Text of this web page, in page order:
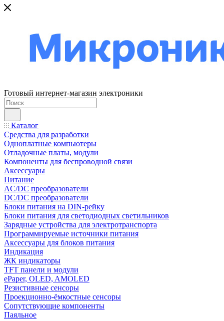
Готовый интернет-магазин электроники
Каталог
Средства для разработки
Одноплатные компьютеры
Отладочные платы, модули
Компоненты для беспроводной связи
Аксессуары
Питание
AC/DC преобразователи
DC/DC преобразователи
Блоки питания на DIN-рейку
Блоки питания для светодиодных светильников
Зарядные устройства для электротранспорта
Программируемые источники питания
Аксессуары для блоков питания
Индикация
ЖК индикаторы
TFT панели и модули
ePaper, OLED, AMOLED
Резистивные сенсоры
Проекционно-ёмкостные сенсоры
Сопутствующие компоненты
Паяльное